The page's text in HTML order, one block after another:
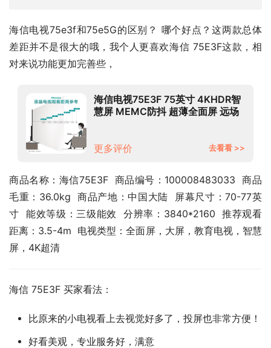
海信电视75e3f和75e5G的区别？ 哪个好点？这两款总体
差距并不是很大的哦，我个人更喜欢海信 75E3F这款，相
对来说功能更加完善些，
海信电视75E3F 75英寸 4KHDR智
慧屏 MEMC防抖 超薄全面屏 远场
更多评价
去看看 >>
商品名称：海信75E3F  商品编号：100008483033  商品
毛重：36.0kg  商品产地：中国大陆  屏幕尺寸：70-77英
寸  能效等级：三级能效  分辨率：3840*2160  推荐观看
距离：3.5-4m  电视类型：全面屏，大屏，教育电视，智慧
屏，4K超清
海信 75E3F 买家看法：
比原来的小电视看上去视觉好多了，投屏也非常方便！
好看美观，专业服务好，满意